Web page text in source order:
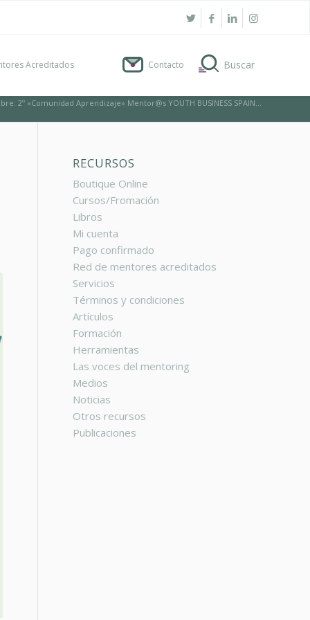
Acreditados Contacto
2º «Comunidad Aprendizaje» Mentor@s YOUTH BUSINESS SPAIN...
RECURSOS
Boutique Online
Cursos/Fromación
Libros
Mi cuenta
Pago confirmado
Red de mentores acreditados
Servicios
Términos y condiciones
Artículos
Formación
Herramientas
Las voces del mentoring
Medios
Noticias
Otros recursos
Publicaciones